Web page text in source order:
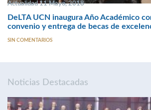
Actualidad 11 Mayo, 2018
DeLTA UCN inaugura Año Académico
convenio y entrega de becas de
SIN COMENTARIOS
Noticias Destacadas